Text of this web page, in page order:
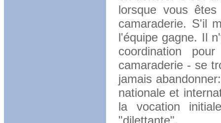
lorsque vous
camaraderie. S'il
l'équipe gagne. Il
coordination
camaraderie - se
jamais
nationale et
la vocation
"dilettante".